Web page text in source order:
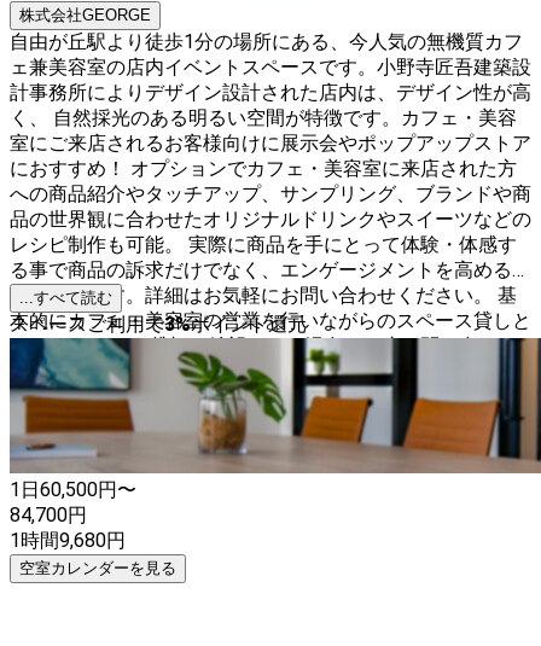
株式会社GEORGE
自由が丘駅より徒歩1分の場所にある、今人気の無機質カフ
ェ兼美容室の店内イベントスペースです。小野寺匠吾建築設
計事務所によりデザイン設計された店内は、デザイン性が高
く、 自然採光のある明るい空間が特徴です。カフェ・美容
室にご来店されるお客様向けに展示会やポップアップストア
におすすめ！ オプションでカフェ・美容室に来店された方
への商品紹介やタッチアップ、サンプリング、ブランドや商
品の世界観に合わせたオリジナルドリンクやスイーツなどの
レシピ制作も可能。 実際に商品を手にとって体験・体感す
る事で商品の訴求だけでなく、エンゲージメントを高める施
策が可能です。詳細はお気軽にお問い合わせください。 基
本的にカフェ・美容室の営業を行いながらのスペース貸しと
なっています。 貸切を希望される場合は一度お問い合わせ
下さい。
...すべて読む
スペースご利用で3%ポイント還元
1日60,500円〜
84,700円
1時間9,680円
空室カレンダーを見る